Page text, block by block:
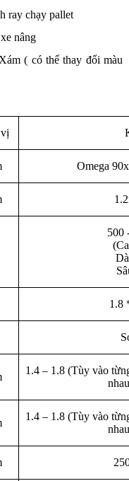
ray chạy pallet
nâng
( có thể thay đổi màu
Omega
500
1.8
1.4 – 1.8 (Tùy vào
1.4 – 1.8 (Tùy vào